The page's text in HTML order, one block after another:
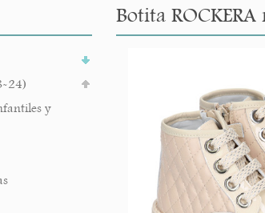
24)
y
Botita